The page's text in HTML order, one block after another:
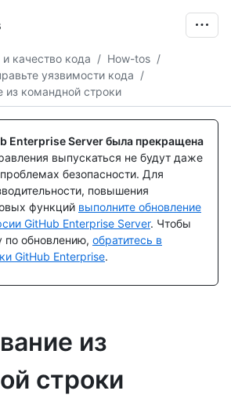
качество кода / How-tos /
уязвимости кода /
из командной строки
Enterprise Server была прекращена
выпускаться не будут даже
безопасности. Для
повышения
функций выполните обновление
GitHub Enterprise Server. Чтобы
по обновлению, обратитесь в
GitHub Enterprise.
из
строки